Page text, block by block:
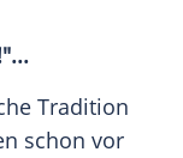
Tradition
schon vor